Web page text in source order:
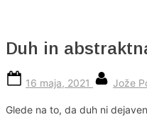
Duh in
Posted
16 maja, 2021 By
Jože
Glede na to, da duh ni